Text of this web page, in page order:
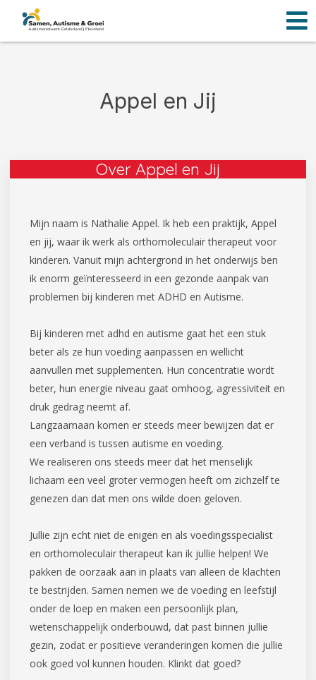
Appel en Jij
Over Appel en Jij
Mijn naam is Nathalie Appel. Ik heb een praktijk, Appel
en jij, waar ik werk als orthomoleculair therapeut voor
kinderen. Vanuit mijn achtergrond in het onderwijs ben
ik enorm geïnteresseerd in een gezonde aanpak van
problemen bij kinderen met ADHD en Autisme.
Bij kinderen met adhd en autisme gaat het een stuk
beter als ze hun voeding aanpassen en wellicht
aanvullen met supplementen. Hun concentratie wordt
beter, hun energie niveau gaat omhoog, agressiviteit en
druk gedrag neemt af.
Langzaamaan komen er steeds meer bewijzen dat er
een verband is tussen autisme en voeding.
We realiseren ons steeds meer dat het menselijk
lichaam een veel groter vermogen heeft om zichzelf te
genezen dan dat men ons wilde doen geloven.
Jullie zijn echt niet de enigen en als voedingsspecialist
en orthomoleculair therapeut kan ik jullie helpen! We
pakken de oorzaak aan in plaats van alleen de klachten
te bestrijden. Samen nemen we de voeding en leefstijl
onder de loep en maken een persoonlijk plan,
wetenschappelijk onderbouwd, dat past binnen jullie
gezin, zodat er positieve veranderingen komen die jullie
ook goed vol kunnen houden. Klinkt dat goed?